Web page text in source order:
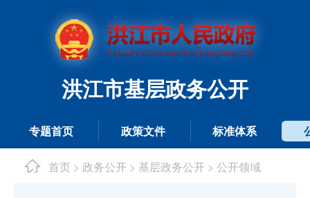
洪江市基层政务公开
专题首页 政策文件 标准体系
首页 > 政务公开 > 基层政务公开 > 公开领域